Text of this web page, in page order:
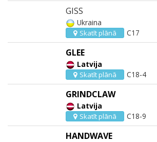
GISS
Ukraina
Skatīt plānā C17
GLEE
Latvija
Skatīt plānā C18-4
GRINDCLAW
Latvija
Skatīt plānā C18-9
HANDWAVE